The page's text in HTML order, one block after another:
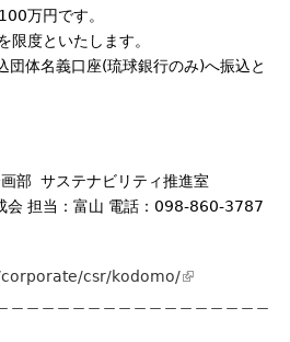
万円です。
度といたします。
団体名義口座(琉球銀行のみ)へ振込と
部 サステナビリティ推進室
会 担当：富山 電話：098-860-3787
csr/kodomo/(